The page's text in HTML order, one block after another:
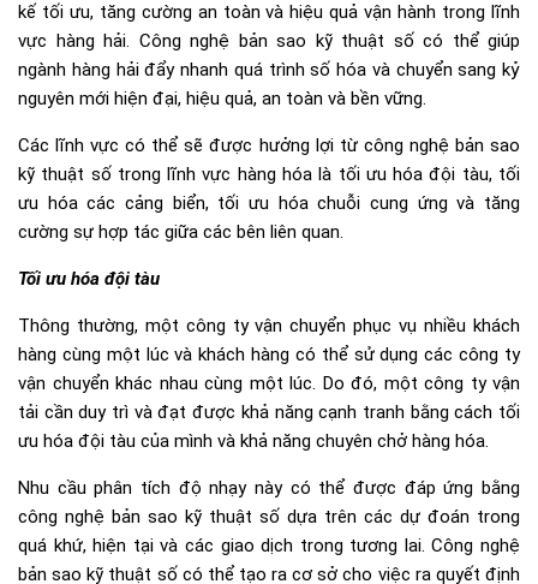
kế tối ưu, tăng cường an toàn và hiệu quả vận hành trong lĩnh
vực hàng hải. Công nghệ bản sao kỹ thuật số có thể giúp
ngành hàng hải đẩy nhanh quá trình số hóa và chuyển sang kỷ
nguyên mới hiện đại, hiệu quả, an toàn và bền vững.
Các lĩnh vực có thể sẽ được hưởng lợi từ công nghệ bản sao
kỹ thuật số trong lĩnh vực hàng hóa là tối ưu hóa đội tàu, tối
ưu hóa các cảng biển, tối ưu hóa chuỗi cung ứng và tăng
cường sự hợp tác giữa các bên liên quan.
Tối ưu hóa đội tàu
Thông thường, một công ty vận chuyển phục vụ nhiều khách
hàng cùng một lúc và khách hàng có thể sử dụng các công ty
vận chuyển khác nhau cùng một lúc. Do đó, một công ty vận
tải cần duy trì và đạt được khả năng cạnh tranh bằng cách tối
ưu hóa đội tàu của mình và khả năng chuyên chở hàng hóa.
Nhu cầu phân tích độ nhạy này có thể được đáp ứng bằng
công nghệ bản sao kỹ thuật số dựa trên các dự đoán trong
quá khứ, hiện tại và các giao dịch trong tương lai. Công nghệ
bản sao kỹ thuật số có thể tạo ra cơ sở cho việc ra quyết định